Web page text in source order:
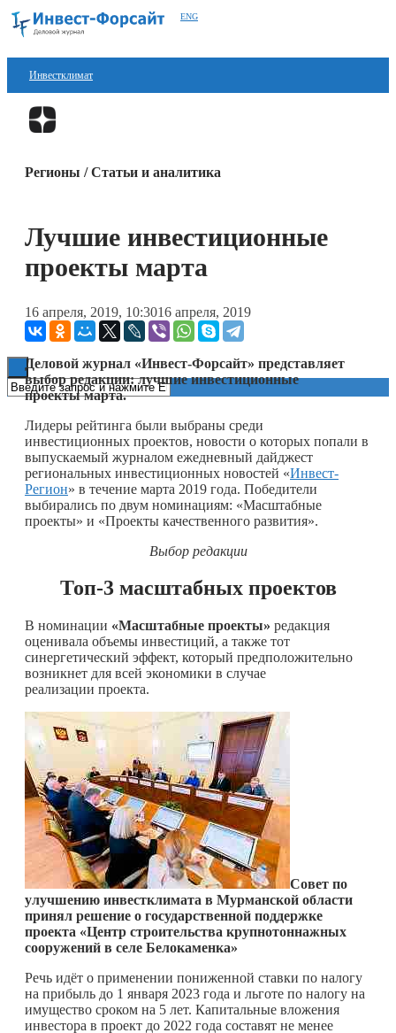
ENG
Инвестклимат
Финансы
Технологии
Книги
Регионы / Статьи и аналитика
Лучшие инвестиционные
проекты марта
16 апреля, 2019, 10:3016 апреля, 2019
Деловой журнал «Инвест-Форсайт» представляет
выбор редакции: лучшие инвестиционные
проекты марта.
Лидеры рейтинга были выбраны среди
инвестиционных проектов, новости о которых попали в
выпускаемый журналом ежедневный дайджест
региональных инвестиционных новостей «Инвест-
Регион» в течение марта 2019 года. Победители
выбирались по двум номинациям: «Масштабные
проекты» и «Проекты качественного развития».
Выбор редакции
Топ-3 масштабных проектов
В номинации «Масштабные проекты» редакция
оценивала объемы инвестиций, а также тот
синергетический эффект, который предположительно
возникнет для всей экономики в случае
реализации проекта.
Совет по
улучшению инвестклимата в Мурманской области
принял решение о государственной поддержке
проекта «Центр строительства крупнотоннажных
сооружений в селе Белокаменка»
Речь идёт о применении пониженной ставки по налогу
на прибыль до 1 января 2023 года и льготе по налогу на
имущество сроком на 5 лет. Капитальные вложения
инвестора в проект до 2022 года составят не менее